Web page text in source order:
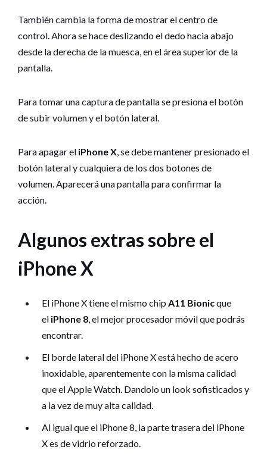
También cambia la forma de mostrar el centro de
control. Ahora se hace deslizando el dedo hacia abajo
desde la derecha de la muesca, en el área superior de la
pantalla.
Para tomar una captura de pantalla se presiona el botón
de subir volumen y el botón lateral.
Para apagar el iPhone X , se debe mantener presionado el
botón lateral y cualquiera de los dos botones de
volumen. Aparecerá una pantalla para confirmar la
acción.
Algunos extras sobre el
iPhone X
El iPhone X tiene el mismo chip A11 Bionicque
el iPhone 8 , el mejor procesador móvil que podrás
encontrar.
El borde lateral del iPhone X está hecho de acero
inoxidable, aparentemente con la misma calidad
que el Apple Watch. Dandolo un look sofisticados y
a la vez de muy alta calidad.
Al igual que el iPhone 8, la parte trasera del iPhone
X es de vidrio reforzado.